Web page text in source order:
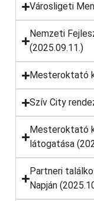
Városligeti
Nemzeti
(2025.09.11.)
Mesteroktató
Szív City
Mesteroktató
látogatása
Partneri
Napján